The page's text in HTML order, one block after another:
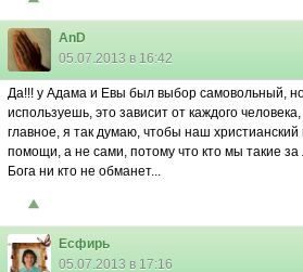
AnD
05.07.2013 в 16:42
Да!!! у Адама и Евы был выбор самовольный,
используешь, это зависит от каждого
главное, я так думаю, чтобы наш
помощи, а не сами, потому что кто мы такие за
Бога ни кто не обманет...
Есфирь
05.07.2013 в 17:16